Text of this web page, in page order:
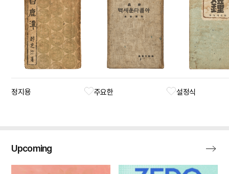
정지용 주요한 설정식
Upcoming